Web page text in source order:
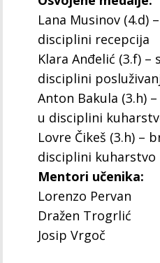
Lana Musinov (4.d)
disciplini recepcija
Klara Anđelić (3.f) –
disciplini
Anton Bakula (3.h)
u disciplini
Lovre Čikeš (3.h) –
disciplini kuharstvo
Mentori učenika:
Lorenzo Pervan
Dražen Trogrlić
Josip Vrgoč